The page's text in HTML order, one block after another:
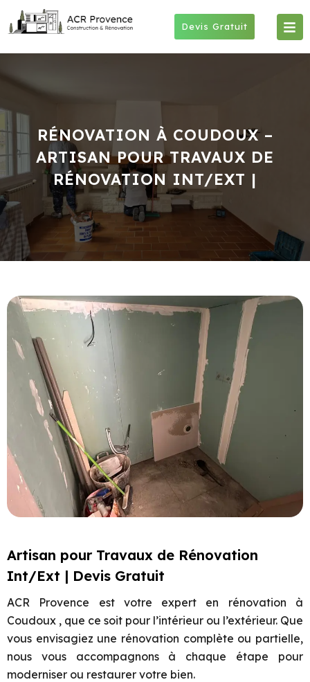
Devis Gratuit
RÉNOVATION À COUDOUX –
ARTISAN POUR TRAVAUX DE
RÉNOVATION INT/EXT |
Artisan pour Travaux de Rénovation
Int/Ext | Devis Gratuit
ACR Provence est votre expert en rénovation à
Coudoux , que ce soit pour l’intérieur ou l’extérieur. Que
vous envisagiez une rénovation complète ou partielle,
nous vous accompagnons à chaque étape pour
moderniser ou restaurer votre bien.